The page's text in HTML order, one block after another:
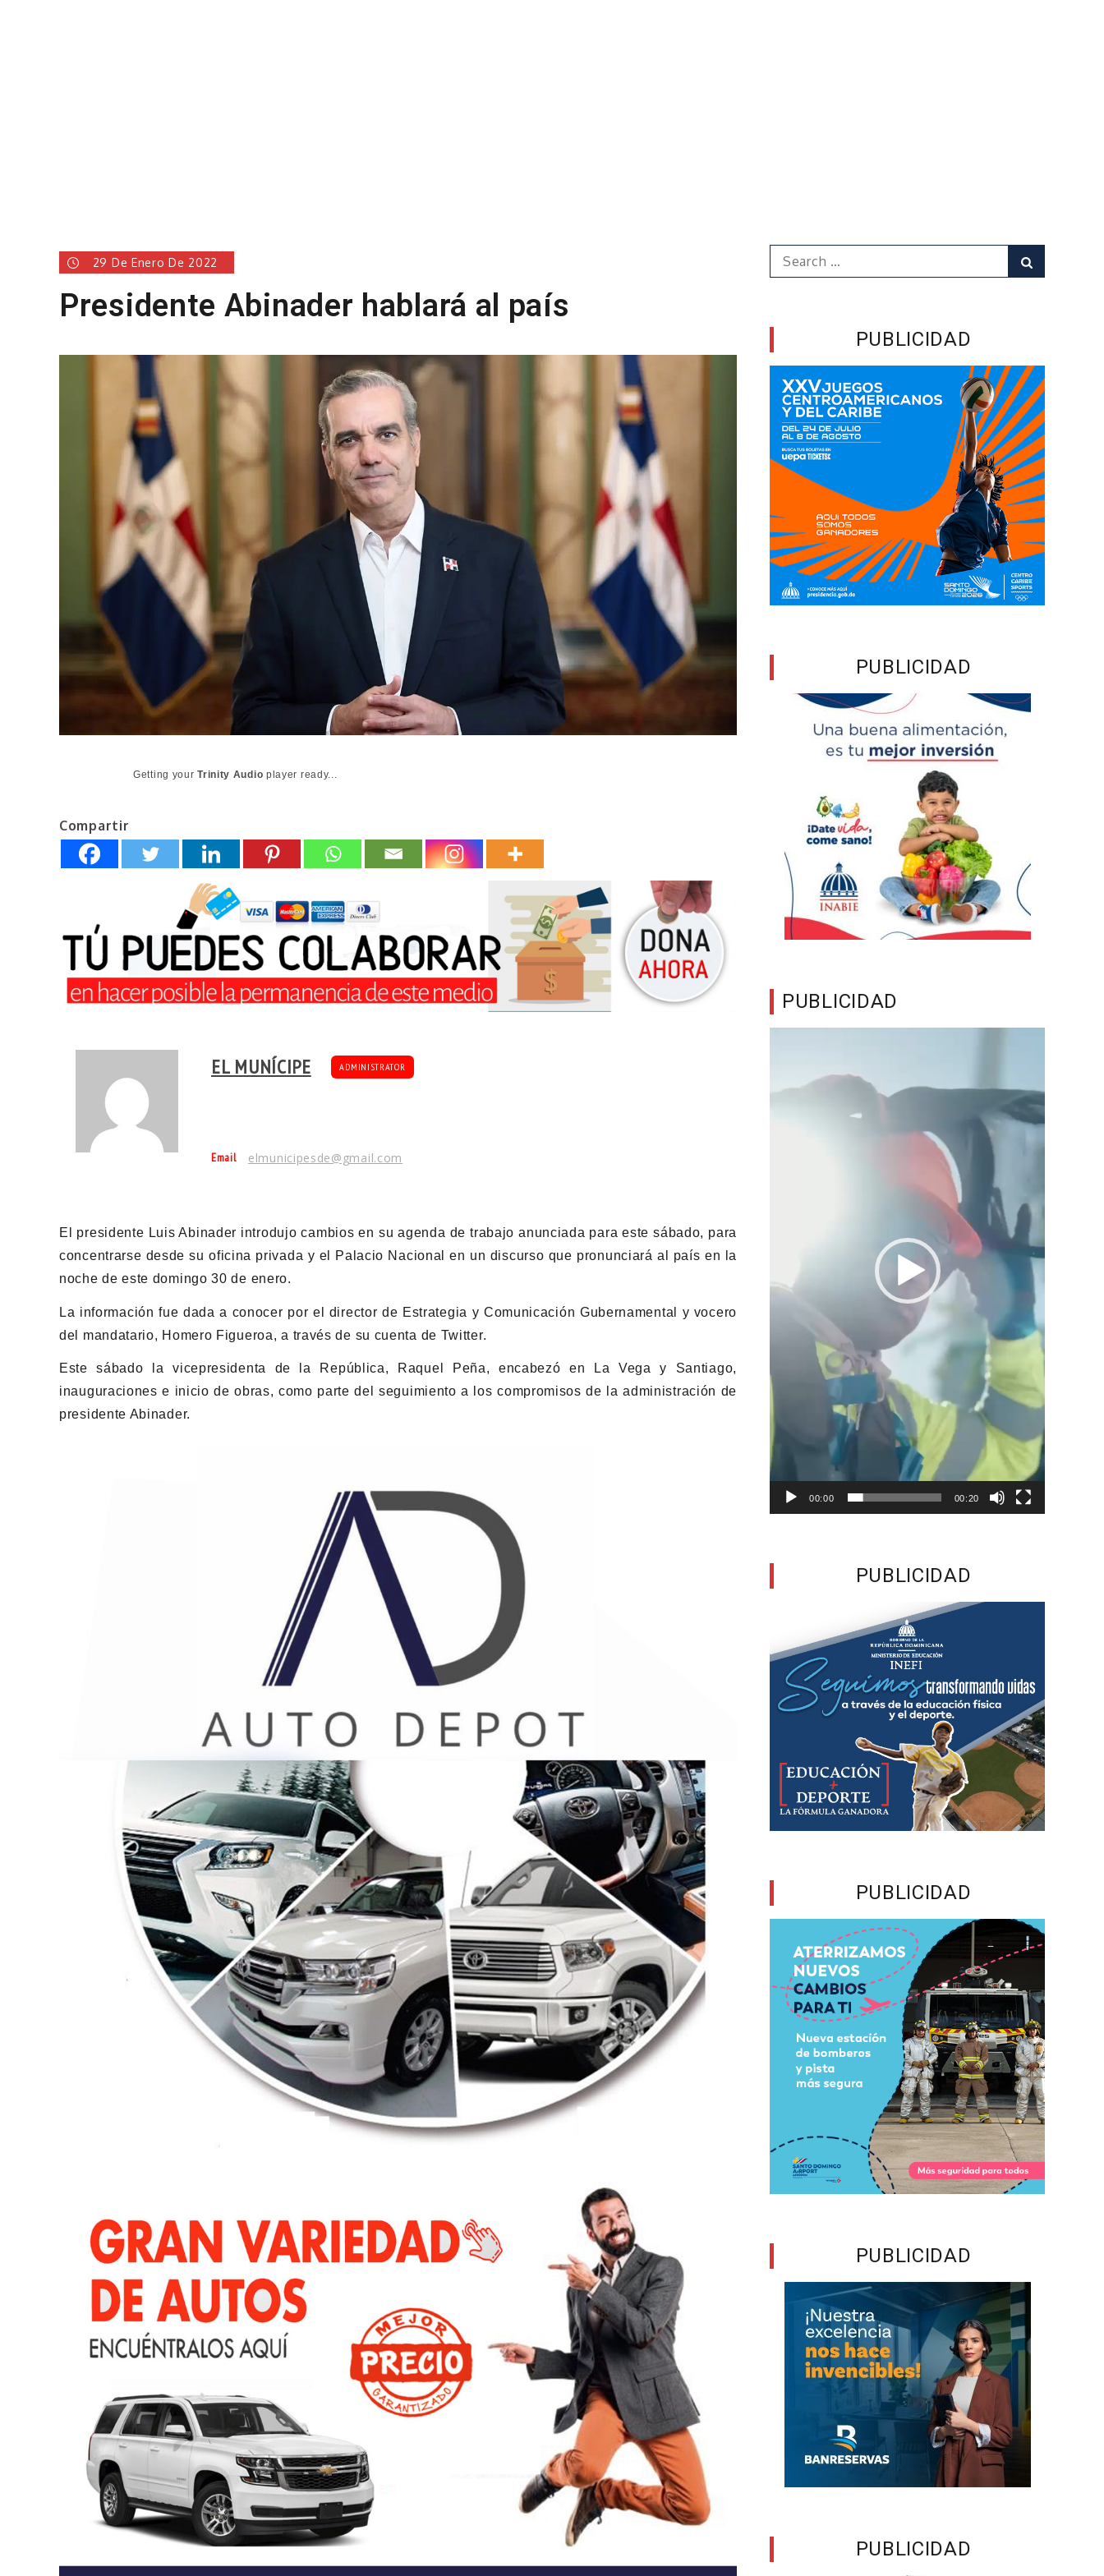
29 De Enero De 2022
Presidente Abinader hablará al país
Getting yourTrinity Audio player ready...
Compartir
EL MUNÍCIPE ADMINISTRATOR
Email elmunicipesde@gmail.com
El presidente Luis Abinader introdujo cambios en su agenda de trabajo anunciada para este sábado, para
concentrarse desde su oficina privada y el Palacio Nacional en un discurso que pronunciará al país en la
noche de este domingo 30 de enero.
La información fue dada a conocer por el director de Estrategia y Comunicación Gubernamental y vocero
del mandatario, Homero Figueroa, a través de su cuenta de Twitter.
Este sábado la vicepresidenta de la República, Raquel Peña, encabezó en La Vega y Santiago,
inauguraciones e inicio de obras, como parte del seguimiento a los compromisos de la administración de
presidente Abinader.
Search
for:
PUBLICIDAD
PUBLICIDAD
PUBLICIDAD
00:00 00:20
PUBLICIDAD
PUBLICIDAD
PUBLICIDAD
PUBLICIDAD